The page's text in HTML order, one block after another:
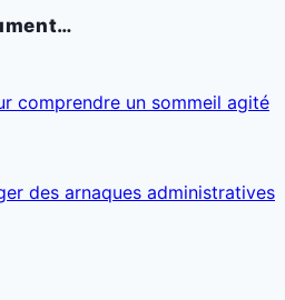
comprendre un sommeil agité
des arnaques administratives